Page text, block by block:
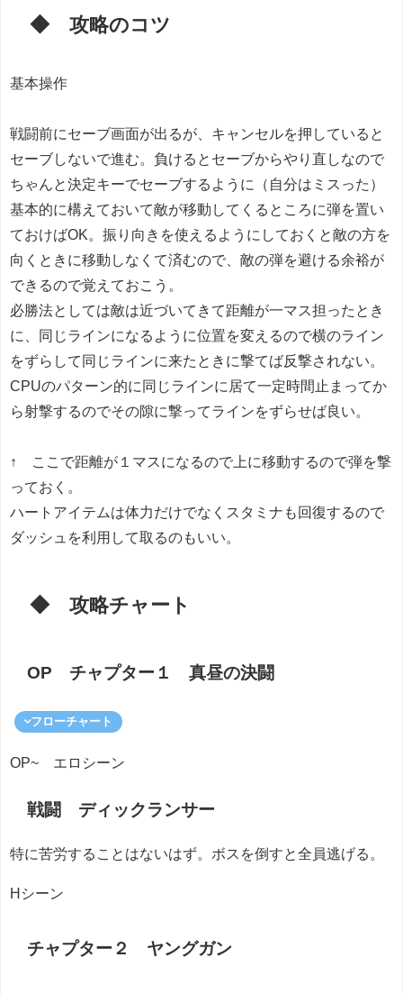
◆ 攻略のコツ
基本操作
戦闘前にセーブ画面が出るが、キャンセルを押していると
セーブしないで進む。負けるとセーブからやり直しなので
ちゃんと決定キーでセーブするように（自分はミスった）
基本的に構えておいて敵が移動してくるところに弾を置い
ておけばOK。振り向きを使えるようにしておくと敵の方を
向くときに移動しなくて済むので、敵の弾を避ける余裕が
できるので覚えておこう。
必勝法としては敵は近づいてきて距離が一マス担ったとき
に、同じラインになるように位置を変えるので横のライン
をずらして同じラインに来たときに撃てば反撃されない。
CPUのパターン的に同じラインに居て一定時間止まってか
ら射撃するのでその隙に撃ってラインをずらせば良い。
↑ ここで距離が１マスになるので上に移動するので弾を撃
っておく。
ハートアイテムは体力だけでなくスタミナも回復するので
ダッシュを利用して取るのもいい。
◆ 攻略チャート
OP チャプター１ 真昼の決闘
フローチャート
OP~ エロシーン
戦闘 ディックランサー
特に苦労することはないはず。ボスを倒すと全員逃げる。
Hシーン
チャプター２ ヤングガン